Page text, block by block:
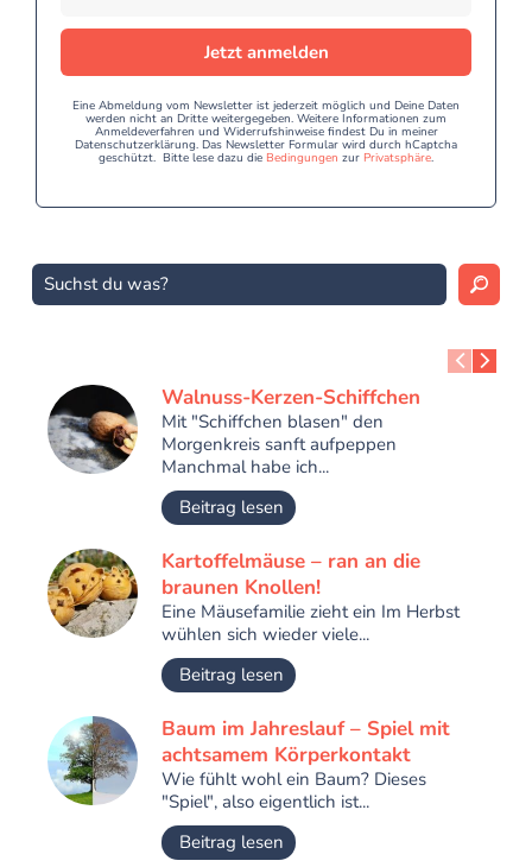
Jetzt anmelden
Eine Abmeldung vom Newsletter ist jederzeit möglich und Deine Daten
werden nicht an Dritte weitergegeben. Weitere Informationen zum
Anmeldeverfahren und Widerrufshinweise findest Du in meiner
Datenschutzerklärung. Das Newsletter Formular wird durch hCaptcha
geschützt. Bitte lese dazu die Bedingungen zur Privatsphäre.
Walnuss-Kerzen-Schiffchen
Mit "Schiffchen blasen" den
Morgenkreis sanft aufpeppen
Manchmal habe ich...
Beitrag lesen
Kartoffelmäuse – ran an die
braunen Knollen!
Eine Mäusefamilie zieht ein Im Herbst
wühlen sich wieder viele...
Beitrag lesen
Baum im Jahreslauf – Spiel mit
achtsamem Körperkontakt
Wie fühlt wohl ein Baum? Dieses
"Spiel", also eigentlich ist...
Beitrag lesen